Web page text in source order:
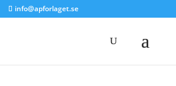
info@apforlaget.se